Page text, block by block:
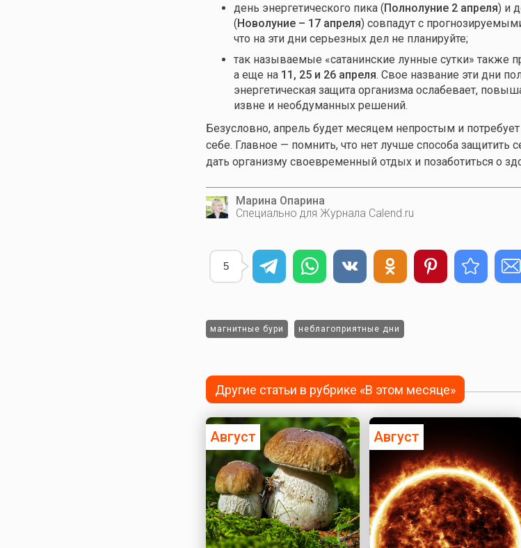
день энергетического пика (Полнолуние 2 апреля) и
(Новолуние – 17 апреля) совпадут с
что на эти дни серьезных дел не планируйте;
так называемые «сатанинские лунные сутки» также
а еще на 11, 25 и 26 апреля. Свое название эти дни
энергетическая защита организма ослабевает,
извне и необдуманных решений.
Безусловно, апрель будет месяцем непростым и
себе. Главное — помнить, что нет лучше способа защитить
дать организму своевременный отдых и позаботиться о
Марина Опарина
Специально для Журнала Calend.ru
5
магнитные бури неблагоприятные дни
Другие статьи в рубрике «В этом месяце»
Август Август